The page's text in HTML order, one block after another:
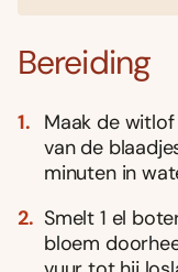
Bereiding
Maak de
van de
minuten in
Smelt 1 el
bloem